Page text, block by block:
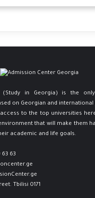
(Study in Georgia) is the
on Georgian and international
to the top universities
that will make them
academic and life goals.
63 63
Tbilisi 0171